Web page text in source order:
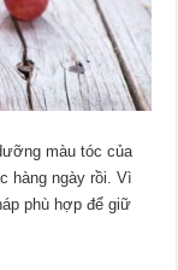
màu tóc của
hàng ngày rồi. Vì
phù hợp để giữ